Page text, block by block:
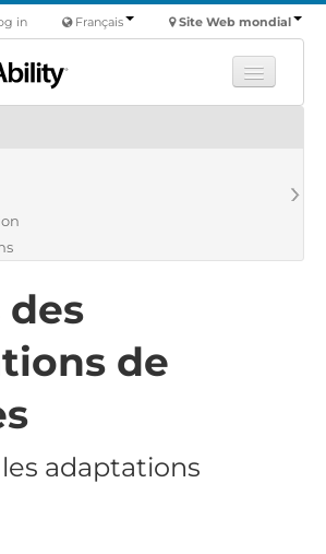
Site Web mondial
Français
in
revendeur
des
de
adaptations